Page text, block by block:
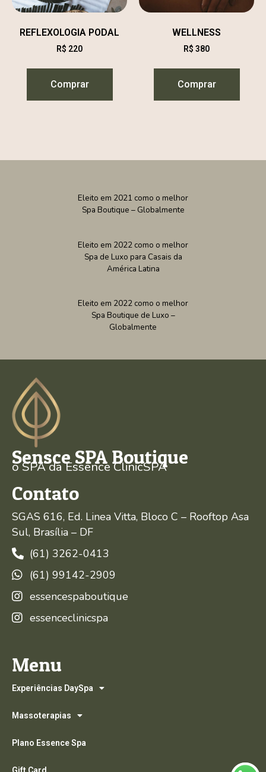
REFLEXOLOGIA PODAL
R$ 220
Comprar
​WELLNESS
R$ 380
Comprar
Eleito em 2021 como o melhor
Spa Boutique – Globalmente
Eleito em 2022 como o melhor
Spa de Luxo para Casais da
América Latina
Eleito em 2022 como o melhor
Spa Boutique de Luxo –
Globalmente
Sensce SPA Boutique
o SPA da Essence ClinicSPA
Contato
SGAS 616, Ed. Linea Vitta, Bloco C – Rooftop Asa
Sul, Brasília – DF
(61) 3262-0413
(61) 99142-2909
essencespaboutique
essenceclinicspa
Menu
Experiências DaySpa
Massoterapias
Plano Essence Spa